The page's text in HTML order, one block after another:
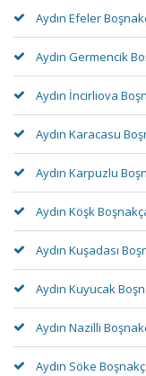
Aydın Efeler
Aydın Germencik
Aydın İncirliova
Aydın Karacasu
Aydın Karpuzlu
Aydın Köşk
Aydın Kuşadası
Aydın Kuyucak
Aydın Nazilli
Aydın Söke